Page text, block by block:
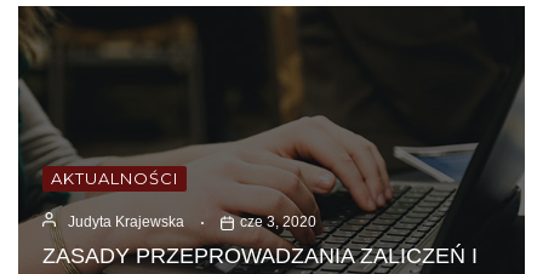
AKTUALNOŚCI
Judyta Krajewska cze 3, 2020
ZASADY PRZEPROWADZANIA ZALICZEŃ I